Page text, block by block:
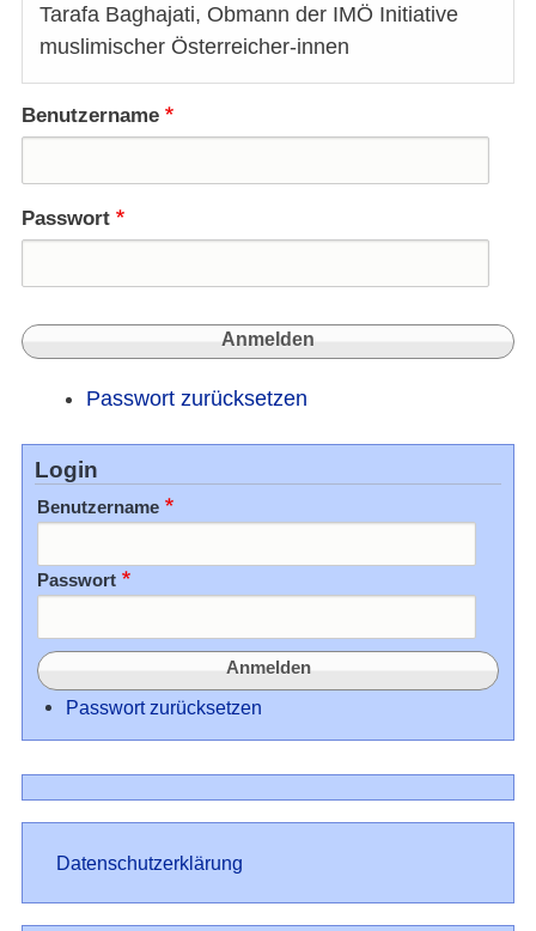
Tarafa Baghajati, Obmann der IMÖ Initiative
muslimischer Österreicher-innen
Benutzername
Passwort
Passwort zurücksetzen
Login
Benutzername
Passwort
Passwort zurücksetzen
Datenschutz
Datenschutzerklärung